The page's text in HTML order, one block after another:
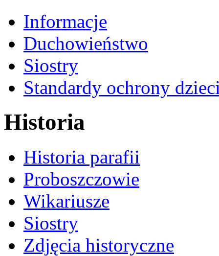
Informacje
Duchowieństwo
Siostry
Standardy ochrony
Historia
Historia parafii
Proboszczowie
Wikariusze
Siostry
Zdjęcia historyczne